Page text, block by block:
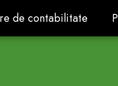
de contabilitate
de contabilitate